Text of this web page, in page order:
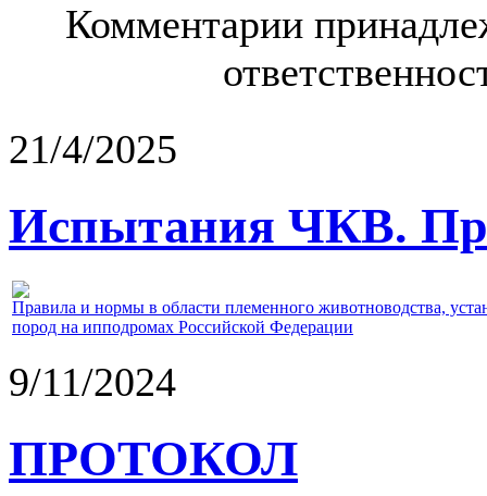
Комментарии
21/4/2025
Испытания ЧКВ.
Правила и нормы в области племенного животноводства,
пород на ипподромах Российской Федерации
9/11/2024
ПРОТОКОЛ